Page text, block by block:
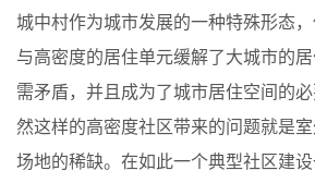
城中村作为城市发展的一种特殊形态
与高密度的居住单元缓解了大城市的
需矛盾，并且成为了城市居住空间的
然这样的高密度社区带来的问题就是
场地的稀缺。在如此一个典型社区建